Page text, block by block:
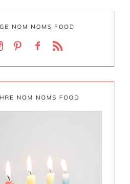
NOM NOMS FOOD
NOM NOMS FOOD